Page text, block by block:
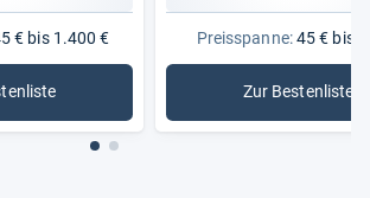
€ bis 1.400 €
: Betten
Preisspanne:45 € bis
Zur Bestenliste
: